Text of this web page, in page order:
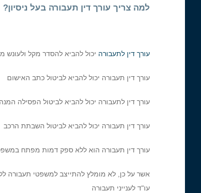
למה צריך עורך דין תעבורה בעל ניסיון?
עורך דין לתעבורה יכול להביא להסדר מקל ולעונש
עורך דין תעבורה יכול להביא לביטול כתב האישום
עורך דין לתעבורה יכול להביא לביטול הפסילה
עורך דין תעבורה יכול להביא לביטול השבתת הרכב
עורך דין תעבורה הוא ללא ספק דמות מפתח
אשר על כן, לא מומלץ להתייצב למשפטי תעבורה
עו"ד לענייני תעבורה